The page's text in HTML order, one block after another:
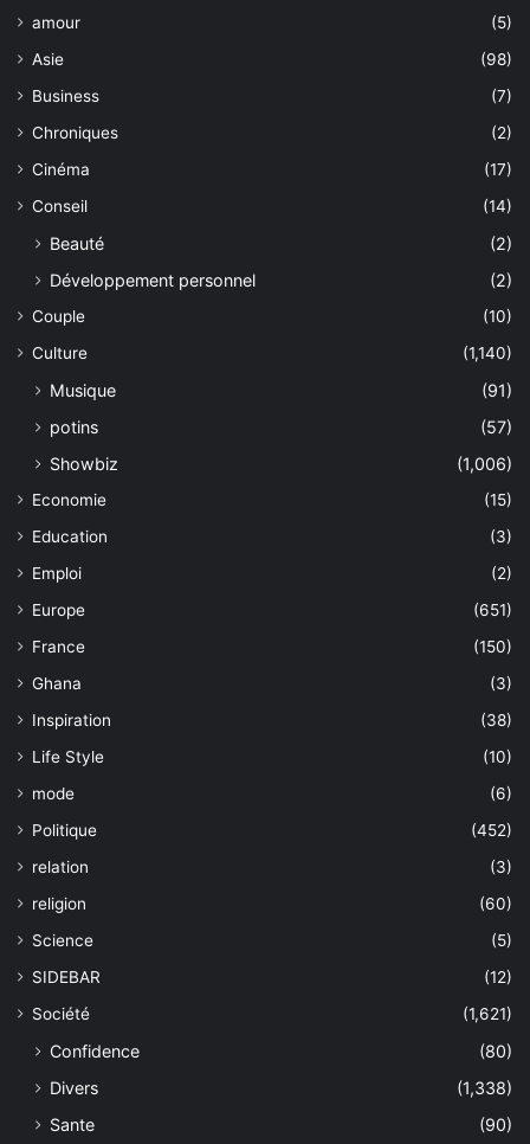
amour
(5)
Asie
(98)
Business
(7)
Chroniques
(2)
Cinéma
(17)
Conseil
(14)
Beauté
(2)
Développement personnel
(2)
Couple
(10)
Culture
(1,140)
Musique
(91)
potins
(57)
Showbiz
(1,006)
Economie
(15)
Education
(3)
Emploi
(2)
Europe
(651)
France
(150)
Ghana
(3)
Inspiration
(38)
Life Style
(10)
mode
(6)
Politique
(452)
relation
(3)
religion
(60)
Science
(5)
SIDEBAR
(12)
Société
(1,621)
Confidence
(80)
Divers
(1,338)
Sante
(90)